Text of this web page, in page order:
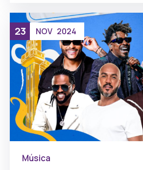
23 NOV 2024
Música